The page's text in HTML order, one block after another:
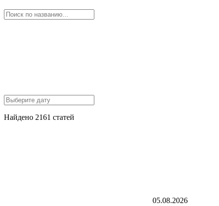
Найдено 2161 статей
05.08.2026